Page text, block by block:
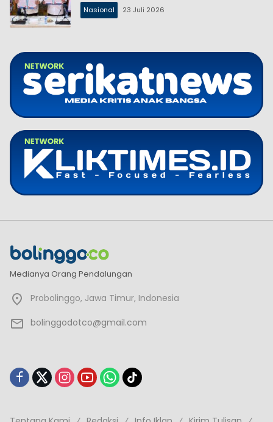
Nasional 23 Juli 2026
Medianya Orang Pendalungan
Probolinggo, Jawa Timur, Indonesia
bolinggodotco@gmail.com